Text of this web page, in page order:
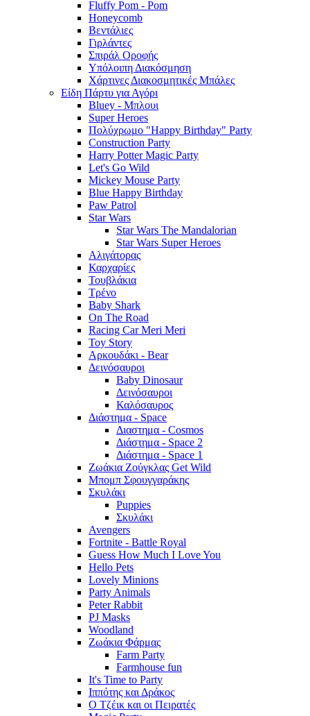
Fluffy Pom - Pom
Honeycomb
Βεντάλιες
Γιρλάντες
Σπιράλ Οροφής
Υπόλοιπη Διακόσμηση
Χάρτινες Διακοσμητικές Μπάλες
Είδη Πάρτυ για Αγόρι
Bluey - Μπλουι
Super Heroes
Πολύχρωμο "Happy Birthday" Party
Construction Party
Harry Potter Magic Party
Let's Go Wild
Mickey Mouse Party
Blue Happy Birthday
Paw Patrol
Star Wars
Star Wars The Mandalorian
Star Wars Super Heroes
Αλιγάτορας
Καρχαρίες
Τουβλάκια
Τρένο
Baby Shark
On The Road
Racing Car Meri Meri
Toy Story
Αρκουδάκι - Bear
Δεινόσαυροι
Baby Dinosaur
Δεινόσαυροι
Καλόσαυρος
Διάστημα - Space
Διαστημα - Cosmos
Διάστημα - Space 2
Διάστημα - Space 1
Ζωάκια Ζούγκλας Get Wild
Μπομπ Σφουγγαράκης
Σκυλάκι
Puppies
Σκυλάκι
Avengers
Fortnite - Battle Royal
Guess How Much I Love You
Hello Pets
Lovely Minions
Party Animals
Peter Rabbit
PJ Masks
Woodland
Ζωάκια Φάρμας
Farm Party
Farmhouse fun
It's Time to Party
Ιππότης και Δράκος
Ο Τζέικ και οι Πειρατές